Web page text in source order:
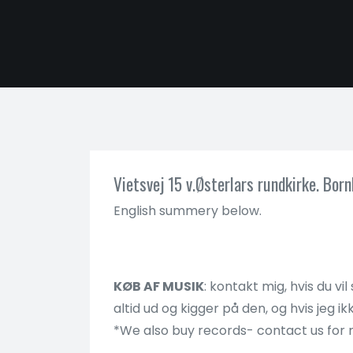
Vietsvej 15 v.Østerlars rundkirke.
English summery below.
KØB AF MUSIK: kontakt mig, hvis du
altid ud og kigger på den, og hvis jeg
*We also buy records- contact us for